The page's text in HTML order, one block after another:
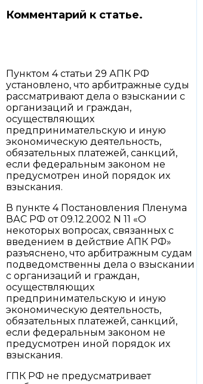
Комментарий к статье.
Пунктом 4 статьи 29 АПК РФ
установлено, что арбитражные суды
рассматривают дела о взыскании с
организаций и граждан,
осуществляющих
предпринимательскую и иную
экономическую деятельность,
обязательных платежей, санкций,
если федеральным законом не
предусмотрен иной порядок их
взыскания.
В пункте 4 Постановления Пленума
ВАС РФ от 09.12.2002 N 11 «О
некоторых вопросах, связанных с
введением в действие АПК РФ»
разъяснено, что арбитражным судам
подведомственны дела о взыскании
с организаций и граждан,
осуществляющих
предпринимательскую и иную
экономическую деятельность,
обязательных платежей, санкций,
если федеральным законом не
предусмотрен иной порядок их
взыскания.
ГПК РФ не предусматривает